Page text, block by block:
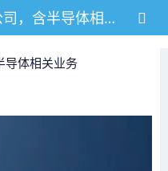
先导基电成立芯耀科技公司，含半导体相关业务
导体相关业务